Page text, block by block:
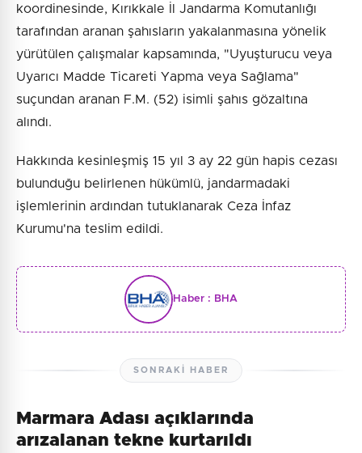
koordinesinde, Kırıkkale İl Jandarma Komutanlığı
tarafından aranan şahısların yakalanmasına yönelik
yürütülen çalışmalar kapsamında, "Uyuşturucu veya
Uyarıcı Madde Ticareti Yapma veya Sağlama"
suçundan aranan F.M. (52) isimli şahıs gözaltına
alındı.
Hakkında kesinleşmiş 15 yıl 3 ay 22 gün hapis cezası
bulunduğu belirlenen hükümlü, jandarmadaki
işlemlerinin ardından tutuklanarak Ceza İnfaz
Kurumu'na teslim edildi.
Haber : BHA
SONRAKI HABER
Marmara Adası açıklarında
arızalanan tekne kurtarıldı